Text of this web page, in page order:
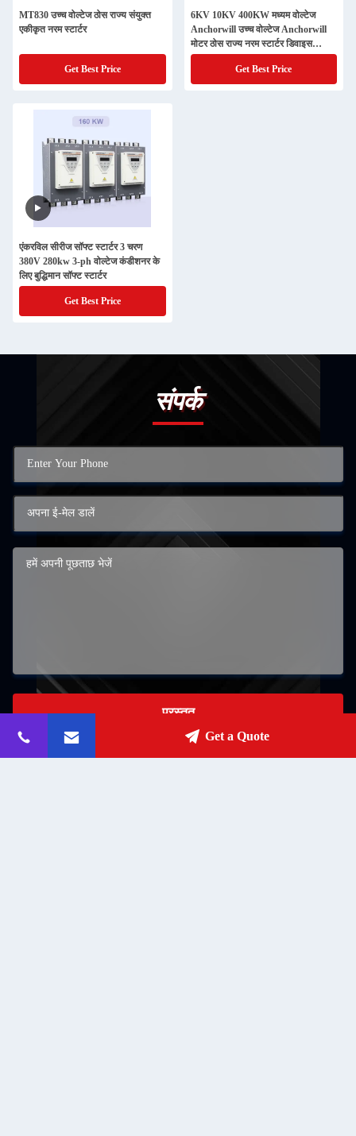
MT830 उच्च वोल्टेज ठोस राज्य संयुक्त
एकीकृत नरम स्टार्टर
Get Best Price
6KV 10KV 400KW मध्यम वोल्टेज
Anchorwill उच्च वोल्टेज Anchorwill
मोटर ठोस राज्य नरम स्टार्टर डिवाइस
कैबिनेट
Get Best Price
एंकरविल सीरीज सॉफ्ट स्टार्टर 3 चरण
380V 280kw 3-ph वोल्टेज कंडीशनर के
लिए बुद्धिमान सॉफ्ट स्टार्टर
Get Best Price
संपर्क
प्रस्तुत
Get a Quote